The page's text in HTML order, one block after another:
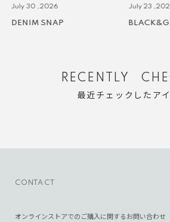
July 30 ,2026
DENIM SNAP
July 23 ,2026
RECENTLY
最近チェックしたア
CONTACT
オンラインストアでのご購入に関するお問い合わせ